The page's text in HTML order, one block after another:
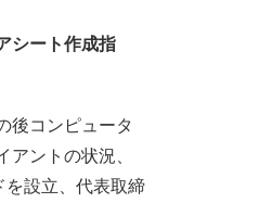
シート作成指
後コンピュータ
ントの状況、
を設立、代表取締